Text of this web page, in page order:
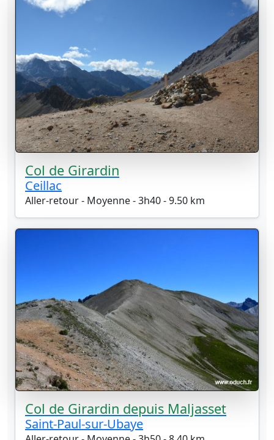
Col de Girardin
Ceillac
Aller-retour - Moyenne - 3h40 - 9.50 km
Col de Girardin depuis Maljasset
Saint-Paul-sur-Ubaye